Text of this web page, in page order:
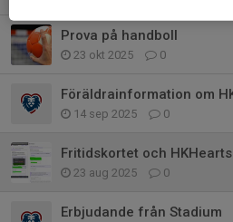
Prova på handboll
23 okt 2025 0
14 sep 2025 0
Fritidskortet och HKHearts
23 aug 2025 0
Erbjudande från Stadium